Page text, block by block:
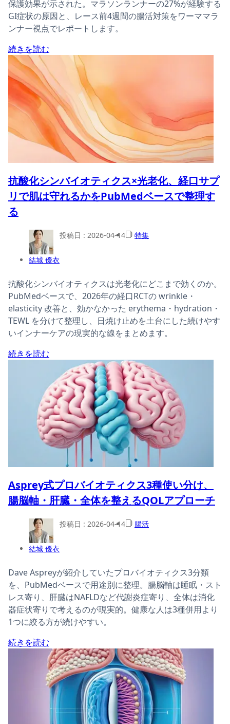
保護効果が示された。マラソンランナーの27%が経験する
GI症状の原因と、レース前4週間の腸活対策をワーママラ
ンナー視点でレポートします。
続きを読む
抗酸化シンバイオティクス×光老化、経口サプ
リで肌は守れるかをPubMedベースで整理す
る
結城 優衣
投稿日 : 2026-04-14 特集
抗酸化シンバイオティクスは光老化にどこまで効くのか。
PubMedベースで、2026年の経口RCTの wrinkle・
elasticity 改善と、効かなかった erythema・hydration・
TEWL を分けて整理し、日焼け止めを土台にした続けやす
いインナーケアの現実的な線をまとめます。
続きを読む
Asprey式プロバイオティクス3種使い分け、
腸脳軸・肝臓・全体を整えるQOLアプローチ
結城 優衣
投稿日 : 2026-04-14 腸活
Dave Aspreyが紹介していたプロバイオティクス3分類
を、PubMedベースで用途別に整理。腸脳軸は睡眠・スト
レス寄り、肝臓はNAFLDなど代謝炎症寄り、全体は消化
器症状寄りで考えるのが現実的。健康な人は3種併用より
1つに絞る方が続けやすい。
続きを読む